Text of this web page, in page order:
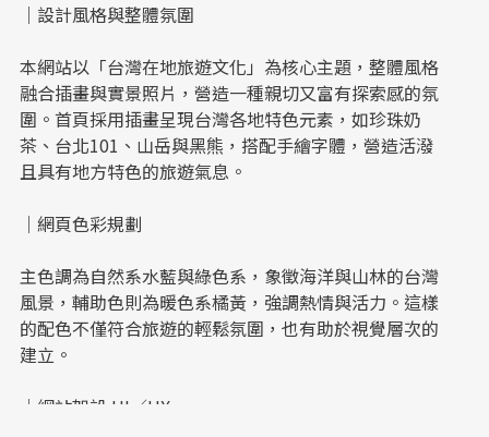
｜設計風格與整體氛圍
本網站以「台灣在地旅遊文化」為核心主題，整體風格
融合插畫與實景照片，營造一種親切又富有探索感的氛
圍。首頁採用插畫呈現台灣各地特色元素，如珍珠奶
茶、台北101、山岳與黑熊，搭配手繪字體，營造活潑
且具有地方特色的旅遊氣息。
｜網頁色彩規劃
主色調為自然系水藍與綠色系，象徵海洋與山林的台灣
風景，輔助色則為暖色系橘黃，強調熱情與活力。這樣
的配色不僅符合旅遊的輕鬆氛圍，也有助於視覺層次的
建立。
｜網站架設 UI／UX